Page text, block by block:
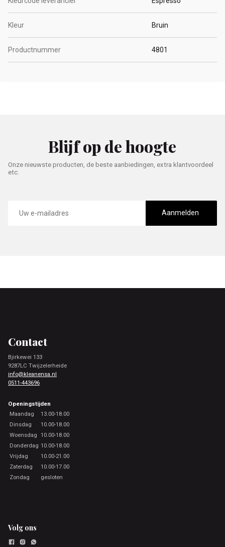
Kleur Bruin
Productnummer 4801
Blijf op de hoogte
Onze nieuwste producten, de beste aanbiedingen, extra klantvoordeel
etc.
mailadres
Aanmelden
Contact
Bjirkewei 133
9287LC Twijzelerheide
info@kleanensa.nl
0511-443696
Openingstijden
Maandag
13.00-18.00
Dinsdag
10.00-18.00
Woensdag 10.00-18.00
Donderdag 10.00-18.00
Vrijdag
10.00-21.00
Zaterdag
10.00-17.00
Zondag
gesloten
Volg ons